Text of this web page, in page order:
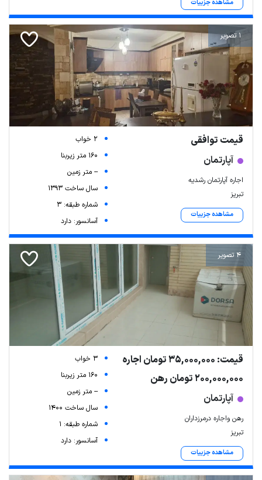
مشاهده جزییات
1 تصویر
قیمت توافقی
آپارتمان
اجاره آپارتمان رشدیه
تبریز
مشاهده جزییات
2 خواب
160 متر زیربنا
-- متر زمین
سال ساخت 1393
شماره طبقه: 3
آسانسور: دارد
4 تصویر
قیمت: 35,000,000 تومان اجاره
200,000,000 تومان رهن
آپارتمان
رهن واجاره درمرزداران
تبریز
مشاهده جزییات
3 خواب
160 متر زیربنا
-- متر زمین
سال ساخت 1400
شماره طبقه: 1
آسانسور: دارد